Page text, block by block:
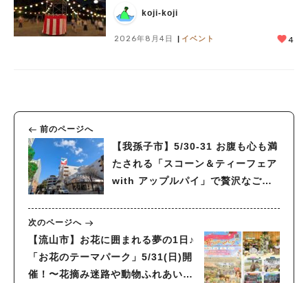
koji-koji
2026年8月4日 イベント 4
前のページへ
【我孫子市】5/30-31 お腹も心も満
たされる「スコーン＆ティーフェア
with アップルパイ」で贅沢なご褒
次のページへ
【流山市】お花に囲まれる夢の1日♪
「お花のテーマパーク」5/31(日)開
催！〜花摘み迷路や動物ふれあい